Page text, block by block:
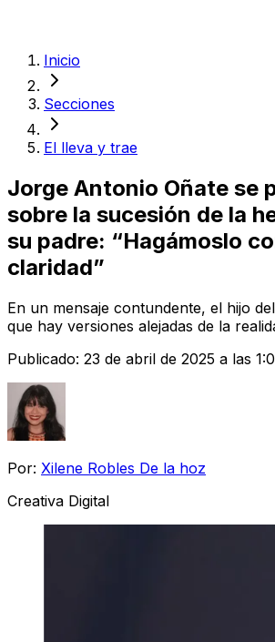
Inicio
Secciones
El lleva y trae
Jorge Antonio Oñate se
sobre la sucesión de la
su padre: “Hagámoslo
claridad”
En un mensaje contundente, el hijo
que hay versiones alejadas de la
Publicado: 23 de abril de 2025 a las
Por: Xilene Robles De la hoz
Creativa Digital